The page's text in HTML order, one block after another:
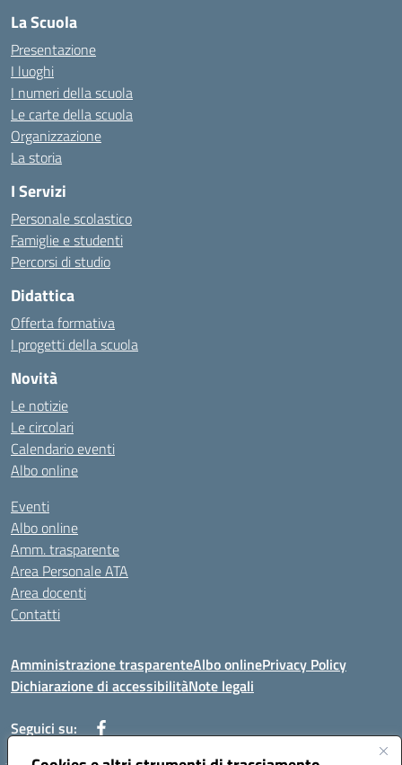
La Scuola
Presentazione
I luoghi
I numeri della scuola
Le carte della scuola
Organizzazione
La storia
I Servizi
Personale scolastico
Famiglie e studenti
Percorsi di studio
Didattica
Offerta formativa
I progetti della scuola
Novità
Le notizie
Le circolari
Calendario eventi
Albo online
Eventi
Albo online
Amm. trasparente
Area Personale ATA
Area docenti
Contatti
Amministrazione trasparenteAlbo onlinePrivacy Policy
Dichiarazione di accessibilitàNote legali
Seguici su: